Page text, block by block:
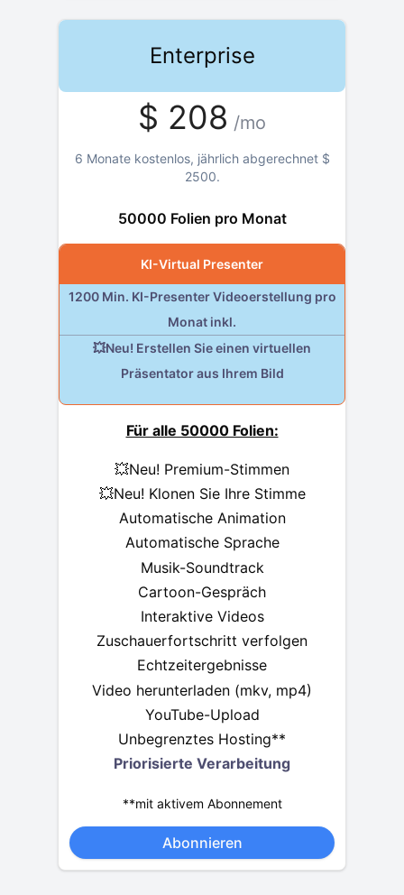
Enterprise
$ 208 /mo
6 Monate kostenlos, jährlich abgerechnet $
2500.
50000 Folien pro Monat
KI-Virtual Presenter
1200 Min. KI-Presenter Videoerstellung pro
Monat inkl.
💥Neu! Erstellen Sie einen virtuellen
Präsentator aus Ihrem Bild
Für alle 50000 Folien:
💥Neu! Premium-Stimmen
💥Neu! Klonen Sie Ihre Stimme
Automatische Animation
Automatische Sprache
Musik-Soundtrack
Cartoon-Gespräch
Interaktive Videos
Zuschauerfortschritt verfolgen
Echtzeitergebnisse
Video herunterladen (mkv, mp4)
YouTube-Upload
Unbegrenztes Hosting**
Priorisierte Verarbeitung
**mit aktivem Abonnement
Abonnieren